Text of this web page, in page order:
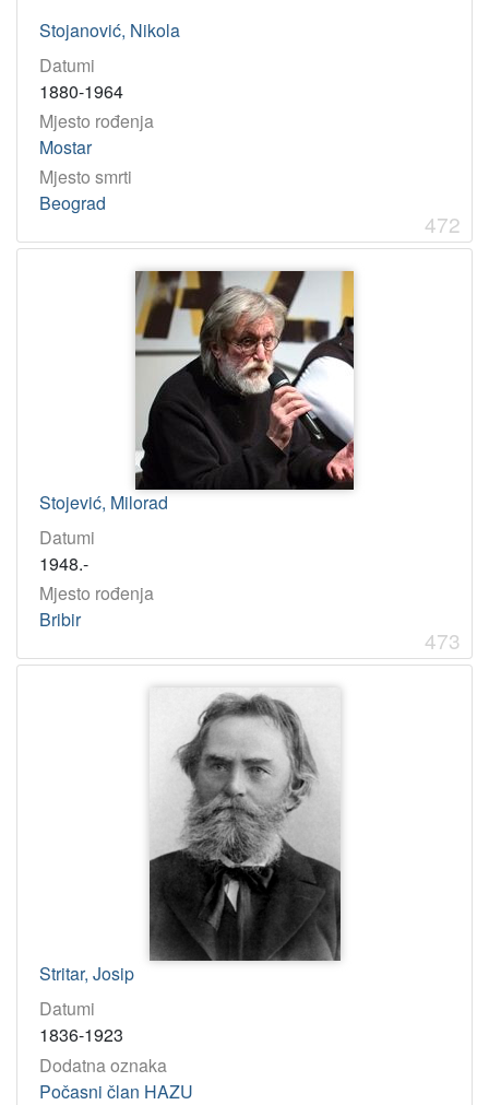
Stojanović, Nikola
Datumi
1880-1964
Mjesto rođenja
Mostar
Mjesto smrti
Beograd
472
Stojević, Milorad
Datumi
1948.-
Mjesto rođenja
Bribir
473
Stritar, Josip
Datumi
1836-1923
Dodatna oznaka
Počasni član HAZU